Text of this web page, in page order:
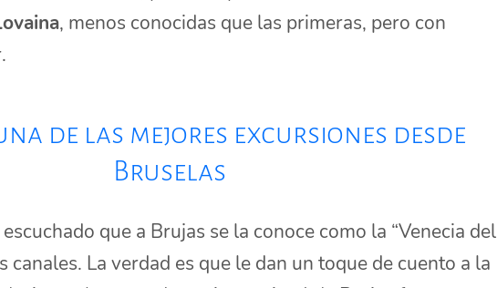
, menos conocidas que las primeras, pero con
de las mejores excursiones desde
Bruselas
que a Brujas se la conoce como la “Venecia del
canales. La verdad es que le dan un toque de cuento a la